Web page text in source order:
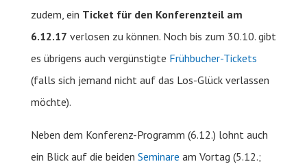
zudem, ein Ticket für den Konferenzteil am
6.12.17 verlosen zu können. Noch bis zum 30.10. gibt
es übrigens auch vergünstigte Frühbucher-Tickets
(falls sich jemand nicht auf das Los-Glück verlassen
möchte).
Neben dem Konferenz-Programm (6.12.) lohnt auch
ein Blick auf die beiden Seminare am Vortag (5.12.;